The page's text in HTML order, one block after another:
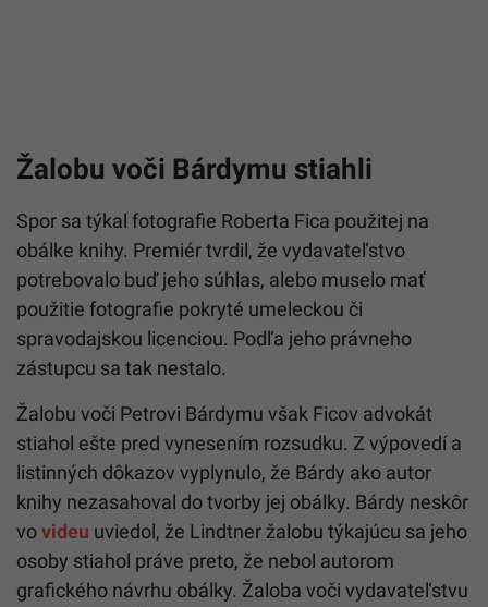
Žalobu voči Bárdymu stiahli
Spor sa týkal fotografie Roberta Fica použitej na
obálke knihy. Premiér tvrdil, že vydavateľstvo
potrebovalo buď jeho súhlas, alebo muselo mať
použitie fotografie pokryté umeleckou či
spravodajskou licenciou. Podľa jeho právneho
zástupcu sa tak nestalo.
Žalobu voči Petrovi Bárdymu však Ficov advokát
stiahol ešte pred vynesením rozsudku. Z výpovedí a
listinných dôkazov vyplynulo, že Bárdy ako autor
knihy nezasahoval do tvorby jej obálky. Bárdy neskôr
vovideu uviedol, že Lindtner žalobu týkajúcu sa jeho
osoby stiahol práve preto, že nebol autorom
grafického návrhu obálky. Žaloba voči vydavateľstvu